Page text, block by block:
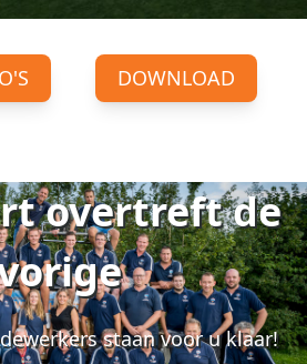
DOWNLOAD
overtreft de
staan voor u klaar!